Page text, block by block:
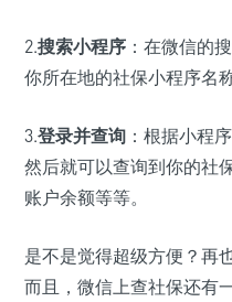
2.搜索小程序 ：在微信的
你所在地的社保小程序名
3.登录并查询 ：根据小程
然后就可以查询到你的社
账户余额等等。
是不是觉得超级方便？再
而且，微信上查社保还有